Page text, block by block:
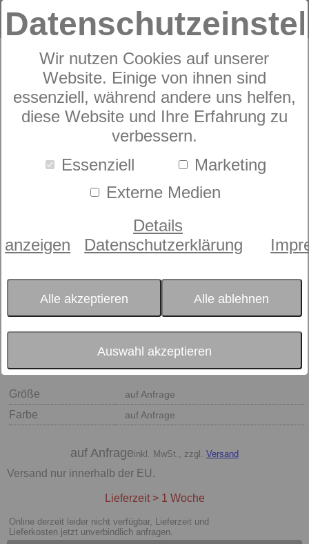
Wir nutzen Cookies auf unserer
Website. Einige von ihnen sind
essenziell, während andere uns helfen,
diese Website und Ihre Erfahrung zu
verbessern.
Essenziell
Marketing
Externe Medien
Details
anzeigen
Datenschutzerklärung
Alle akzeptieren Alle ablehnen
Auswahl akzeptieren
Bettgestell
dormabell Genova
Größe auf Anfrage
Farbe auf Anfrage
auf Anfrageinkl. MwSt., zzgl. Versand
Versand nur innerhalb der EU.
Lieferzeit > 1 Woche
Online derzeit leider nicht verfügbar, Lieferzeit und
Lieferkosten jetzt unverbindlich anfragen.